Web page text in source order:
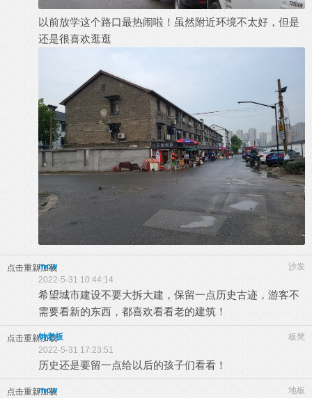
以前放学这个路口最热闹啦！虽然附近环境不太好，但是
还是很喜欢逛逛
点击重新加载 沙发
mcw
2022-5-31 10:44:14
希望城市建设不要大拆大建，保留一点历史古迹，游客不
需要看新的东西，都喜欢看看老的建筑！
点击重新加载 板凳
钟老板
2022-5-31 17:23:51
历史还是要留一点给以后的孩子们看看！
点击重新加载 地板
mcw